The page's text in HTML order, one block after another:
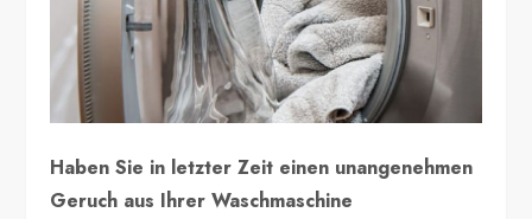
Haben Sie in letzter Zeit einen unangenehmen
Geruch aus Ihrer Waschmaschine